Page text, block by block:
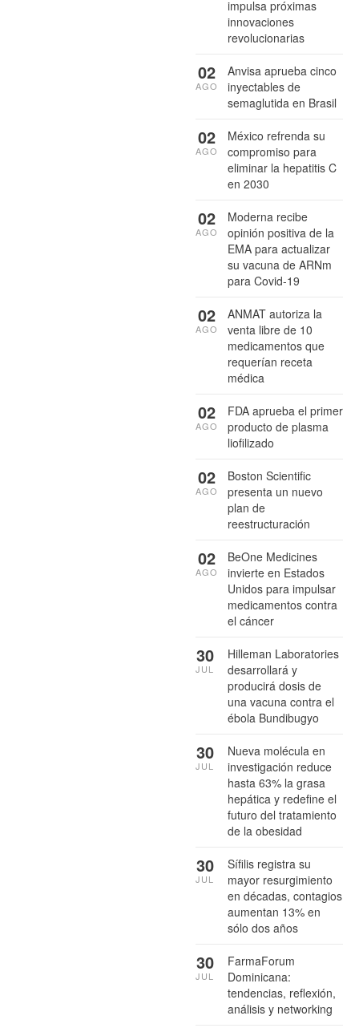
impulsa próximas
innovaciones
revolucionarias
Anvisa aprueba cinco
inyectables de
semaglutida en Brasil
02
AGO
México refrenda su
compromiso para
eliminar la hepatitis C
en 2030
02
AGO
Moderna recibe
opinión positiva de la
EMA para actualizar
su vacuna de ARNm
para Covid-19
02
AGO
ANMAT autoriza la
venta libre de 10
medicamentos que
requerían receta
médica
02
AGO
FDA aprueba el primer
producto de plasma
liofilizado
02
AGO
Boston Scientific
presenta un nuevo
plan de
reestructuración
02
AGO
BeOne Medicines
invierte en Estados
Unidos para impulsar
medicamentos contra
el cáncer
02
AGO
Hilleman Laboratories
desarrollará y
producirá dosis de
una vacuna contra el
ébola Bundibugyo
30
JUL
Nueva molécula en
investigación reduce
hasta 63% la grasa
hepática y redefine el
futuro del tratamiento
de la obesidad
30
JUL
Sífilis registra su
mayor resurgimiento
en décadas, contagios
aumentan 13% en
sólo dos años
30
JUL
FarmaForum
Dominicana:
tendencias, reflexión,
análisis y networking
30
JUL